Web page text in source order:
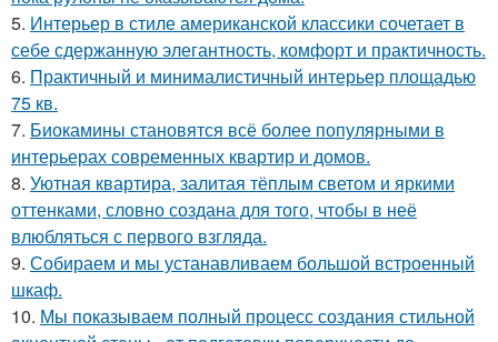
5. Интерьер в стиле американской классики сочетает в
себе сдержанную элегантность, комфорт и практичность.
6. Практичный и минималистичный интерьер площадью
75 кв.
7. Биокамины становятся всё более популярными в
интерьерах современных квартир и домов.
8. Уютная квартира, залитая тёплым светом и яркими
оттенками, словно создана для того, чтобы в неё
влюбляться с первого взгляда.
9. Собираем и мы устанавливаем большой встроенный
шкаф.
10. Мы показываем полный процесс создания стильной